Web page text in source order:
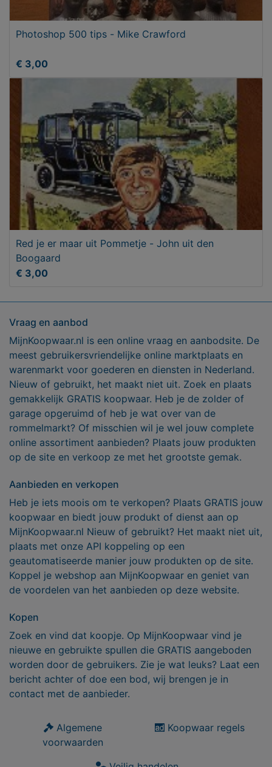
Photoshop 500 tips - Mike Crawford
€ 3,00
Red je er maar uit Pommetje - John uit den
Boogaard
€ 3,00
Vraag en aanbod
MijnKoopwaar.nl is een online vraag en aanbodsite. De
meest gebruikersvriendelijke online marktplaats en
warenmarkt voor goederen en diensten in Nederland.
Nieuw of gebruikt, het maakt niet uit. Zoek en plaats
gemakkelijk GRATIS koopwaar. Heb je de zolder of
garage opgeruimd of heb je wat over van de
rommelmarkt? Of misschien wil je wel jouw complete
online assortiment aanbieden? Plaats jouw produkten
op de site en verkoop ze met het grootste gemak.
Aanbieden en verkopen
Heb je iets moois om te verkopen? Plaats GRATIS jouw
koopwaar en biedt jouw produkt of dienst aan op
MijnKoopwaar.nl Nieuw of gebruikt? Het maakt niet uit,
plaats met onze API koppeling op een
geautomatiseerde manier jouw produkten op de site.
Koppel je webshop aan MijnKoopwaar en geniet van
de voordelen van het aanbieden op deze website.
Kopen
Zoek en vind dat koopje. Op MijnKoopwaar vind je
nieuwe en gebruikte spullen die GRATIS aangeboden
worden door de gebruikers. Zie je wat leuks? Laat een
bericht achter of doe een bod, wij brengen je in
contact met de aanbieder.
Algemene
voorwaarden
Koopwaar regels